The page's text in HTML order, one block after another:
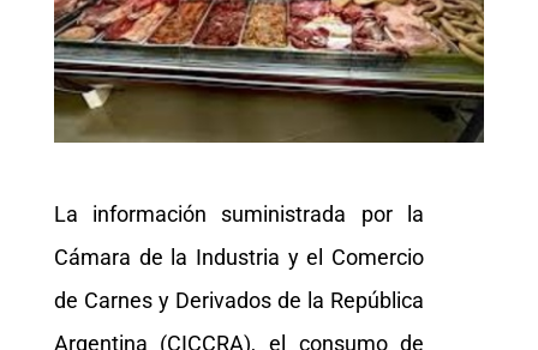
La información suministrada por la
Cámara de la Industria y el Comercio
de Carnes y Derivados de la República
Argentina (CICCRA), el consumo de